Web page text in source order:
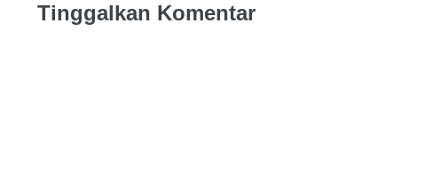
Tinggalkan Komentar